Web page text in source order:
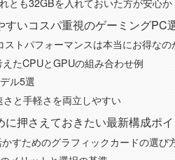
いコスパ重視のゲーミングPC
トパフォーマンスは本当にお得なの
たCPUとGPUの組み合わせ例
ル5選
と手軽さを両立しやすい
押さえておきたい最新構成ポイ
すためのグラフィックカードの選び